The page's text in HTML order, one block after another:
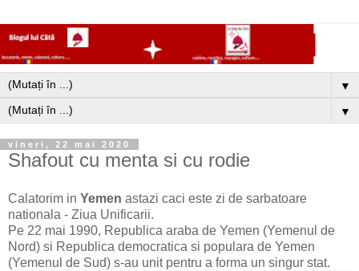
▼
▼
vineri, 22 mai 2020
Shafout cu menta si cu rodie
Calatorim in Yemen astazi caci este zi de sarbatoare
nationala - Ziua Unificarii.
Pe 22 mai 1990, Republica araba de Yemen (Yemenul de
Nord) si Republica democratica si populara de Yemen
(Yemenul de Sud) s-au unit pentru a forma un singur stat.